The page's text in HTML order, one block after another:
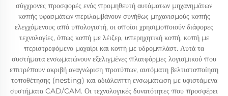
σύγχρονες προσφορές ενός προμηθευτή αυτόματων μηχανημάτων
κοπής υφασμάτων περιλαμβάνουν συνήθως μηχανισμούς κοπής
ελεγχόμενους από υπολογιστή, οι οποίοι χρησιμοποιούν διάφορες
τεχνολογίες, όπως κοπή με λέιζερ, υπερηχητική κοπή, κοπή με
περιστρεφόμενο μαχαίρι και κοπή με υδρομπλάστ. Αυτά τα
συστήματα ενσωματώνουν εξελιγμένες πλατφόρμες λογισμικού που
επιτρέπουν ακριβή αναγνώριση προτύπων, αυτόματη βελτιστοποίηση
τοποθέτησης (nesting) και αδιάλειπτη ενσωμάτωση με υφιστάμενα
συστήματα CAD/CAM. Οι τεχνολογικές δυνατότητες που προσφέρει